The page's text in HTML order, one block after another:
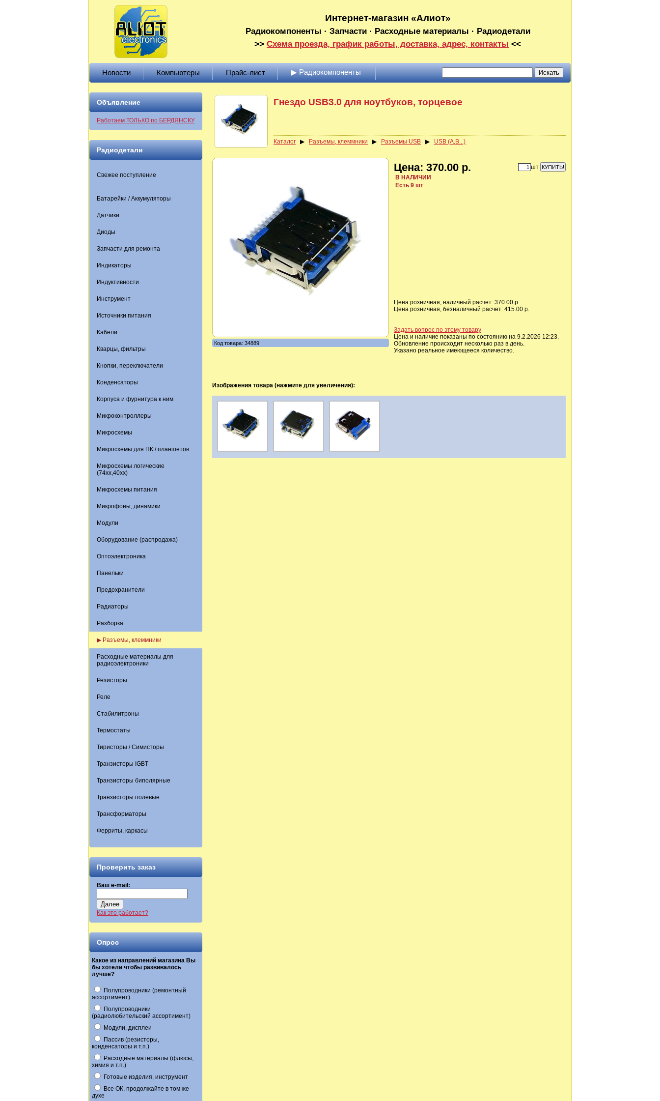
Интернет-магазин «Алиот»
Радиокомпоненты · Запчасти · Расходные материалы · Радиодетали
>> Схема проезда, график работы, доставка, адрес, контакты <<
Новости Компьютеры Прайс-лист ▶ Радиокомпоненты
Объявление
Работаем ТОЛЬКО по БЕРДЯНСКУ
Радиодетали
Свежее поступление
Батарейки / Аккумуляторы
Датчики
Диоды
Запчасти для ремонта
Индикаторы
Индуктивности
Инструмент
Источники питания
Кабели
Кварцы, фильтры
Кнопки, переключатели
Конденсаторы
Корпуса и фурнитура к ним
Микроконтроллеры
Микросхемы
Микросхемы для ПК / планшетов
Микросхемы логические
(74xx,40xx)
Микросхемы питания
Микрофоны, динамики
Модули
Оборудование (распродажа)
Оптоэлектроника
Панельки
Предохранители
Радиаторы
Разборка
▶ Разъемы, клеммники
Расходные материалы для
радиоэлектроники
Резисторы
Реле
Стабилитроны
Термостаты
Тиристоры / Симисторы
Транзисторы IGBT
Транзисторы биполярные
Транзисторы полевые
Трансформаторы
Ферриты, каркасы
Проверить заказ
Ваш e-mail:
Далее
Как это работает?
Опрос
Какое из направлений магазина Вы
бы хотели чтобы развивалось
лучше?
Полупроводники (ремонтный
ассортимент)
Полупроводники
(радиолюбительский ассортимент)
Модули, дисплеи
Пассив (резисторы,
конденсаторы и т.п.)
Расходные материалы (флюсы,
химия и т.п.)
Готовые изделия, инструмент
Все ОК, продолжайте в том же
духе
Гнездо USB3.0 для ноутбуков, торцевое
Каталог ▶ Разъемы, клеммники ▶ Разъемы USB ▶ USB (A,B...)
Код товара: 34889
Цена: 370.00 р.
В НАЛИЧИИ
Есть 9 шт
шт
Цена розничная, наличный расчет: 370.00 р.
Цена розничная, безналичный расчет: 415.00 р.
Задать вопрос по этому товару
Цена и наличие показаны по состоянию на 9.2.2026 12:23.
Обновление происходит несколько раз в день.
Указано реальное имеющееся количество.
Изображения товара (нажмите для увеличения):